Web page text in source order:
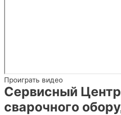
Проиграть видео
Сервисный
сварочного